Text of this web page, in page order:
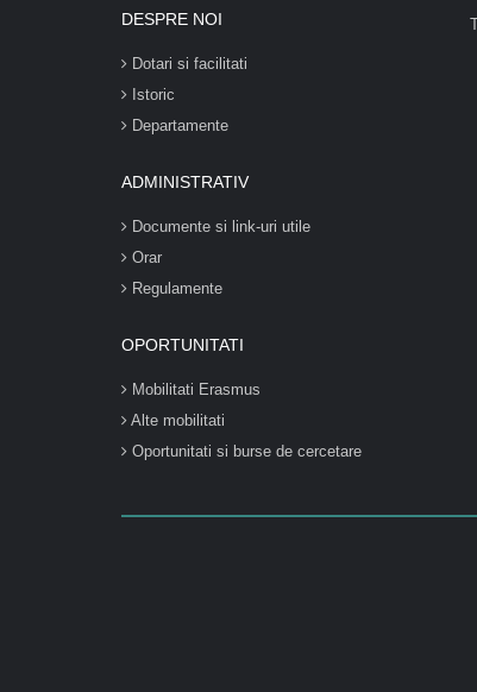
DESPRE NOI
Dotari si facilitati
Istoric
Departamente
ADMINISTRATIV
Documente si link-uri utile
Orar
Regulamente
OPORTUNITATI
Mobilitati Erasmus
Alte mobilitati
Oportunitati si burse de cercetare